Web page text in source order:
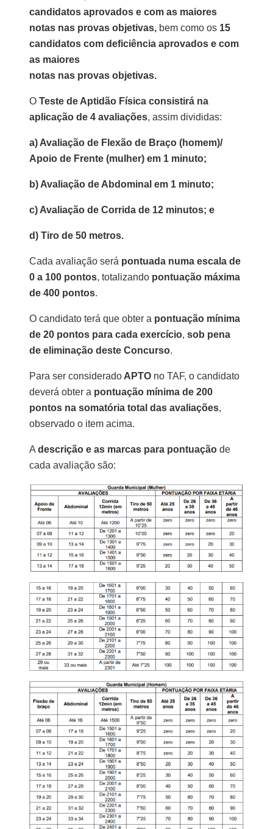
candidatos aprovados e com as maiores
notas nas provas objetivas, bem como os 15
candidatos com deficiência aprovados e com
as maiores
notas nas provas objetivas.
O Teste de Aptidão Física consistirá na
aplicação de 4 avaliações, assim divididas:
a) Avaliação de Flexão de Braço (homem)/
Apoio de Frente (mulher) em 1 minuto;
b) Avaliação de Abdominal em 1 minuto;
c) Avaliação de Corrida de 12 minutos; e
d) Tiro de 50 metros.
Cada avaliação será pontuada numa escala de
0 a 100 pontos, totalizando pontuação máxima
de 400 pontos.
O candidato terá que obter a pontuação mínima
de 20 pontos para cada exercício, sob pena
de eliminação deste Concurso.
Para ser considerado APTO no TAF, o candidato
deverá obter a pontuação mínima de 200
pontos na somatória total das avaliações,
observado o item acima.
A descrição e as marcas para pontuação de
cada avaliação são: